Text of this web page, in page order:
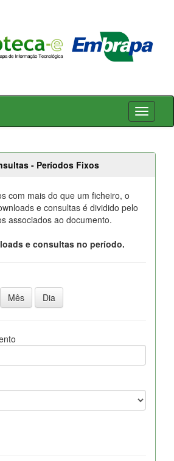
- Períodos Fixos
com mais do que um ficheiro, o
e consultas é dividido pelo
associados ao documento.
e consultas no período.
Mês Dia